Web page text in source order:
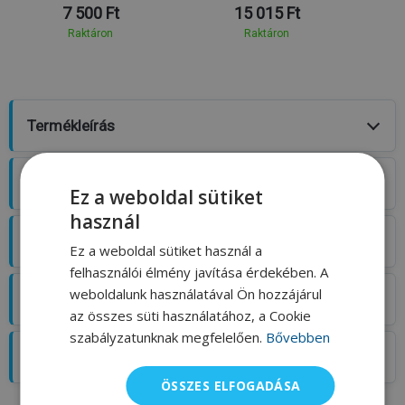
7 500 Ft
Raktáron
15 015 Ft
Raktáron
Termékleírás
Ez a weboldal sütiket
használ
Ez a weboldal sütiket használ a
felhasználói élmény javítása érdekében. A
weboldalunk használatával Ön hozzájárul
az összes süti használatához, a Cookie
szabályzatunknak megfelelően. Bővebben
ÖSSZES ELFOGADÁSA